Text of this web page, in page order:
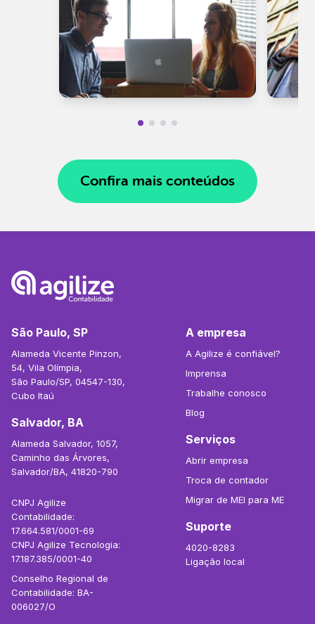
Confira mais conteúdos
São Paulo, SP
Alameda Vicente Pinzon,
54, Vila Olímpia,
São Paulo/SP, 04547-130,
Cubo Itaú
Salvador, BA
Alameda Salvador, 1057,
Caminho das Árvores,
Salvador/BA, 41820-790
CNPJ Agilize
Contabilidade:
17.664.581/0001-69
CNPJ Agilize Tecnologia:
17.187.385/0001-40
Conselho Regional de
Contabilidade: BA-
006027/O
A empresa
A Agilize é confiável?
Imprensa
Trabalhe conosco
Blog
Serviços
Abrir empresa
Troca de contador
Migrar de MEI para ME
Suporte
4020-8283
Ligação local